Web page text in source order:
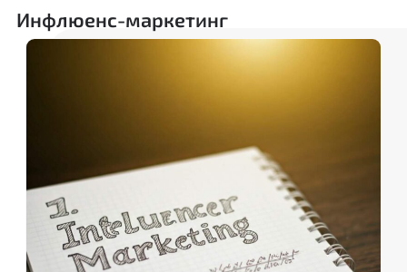
Инфлюенс-маркетинг